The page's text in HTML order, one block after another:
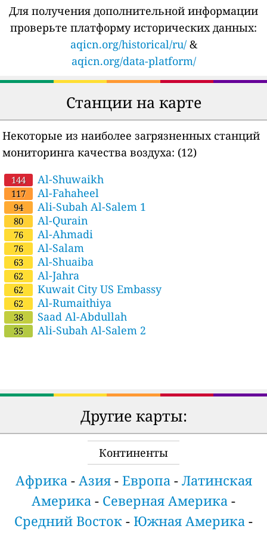
Для получения дополнительной информации
проверьте платформу исторических данных:
aqicn.org/historical/ru/&
aqicn.org/data-platform/
Станции на карте
Некоторые из наиболее загрязненных станций
мониторинга качества воздуха: (12)
144 Al-Shuwaikh
117 Al-Fahaheel
94 Ali-Subah Al-Salem 1
80 Al-Qurain
76 Al-Ahmadi
76 Al-Salam
63 Al-Shuaiba
62 Al-Jahra
62 Kuwait City US Embassy
62 Al-Rumaithiya
38 Saad Al-Abdullah
35 Ali-Subah Al-Salem 2
Другие карты:
Континенты
Африка- Азия- Европа- Латинская
Америка - Северная Америка -
Средний Восток - Южная Америка -